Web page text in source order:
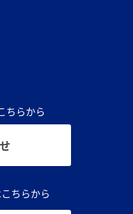
ちらから
ちらから